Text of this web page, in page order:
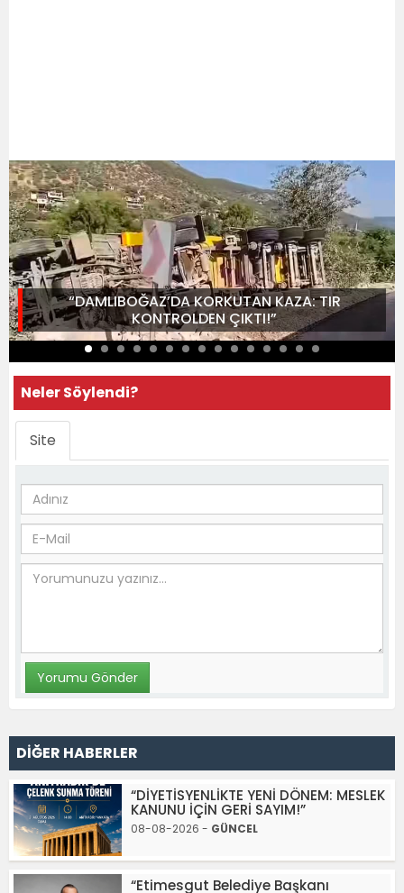
“DAMLIBOĞAZ’DA KORKUTAN KAZA: TIR
KONTROLDEN ÇIKTI!”
Neler Söylendi?
Site
DİĞER HABERLER
“DİYETİSYENLİKTE YENİ DÖNEM: MESLEK
KANUNU İÇİN GERİ SAYIM!”
08-08-2026 - GÜNCEL
“Etimesgut Belediye Başkanı